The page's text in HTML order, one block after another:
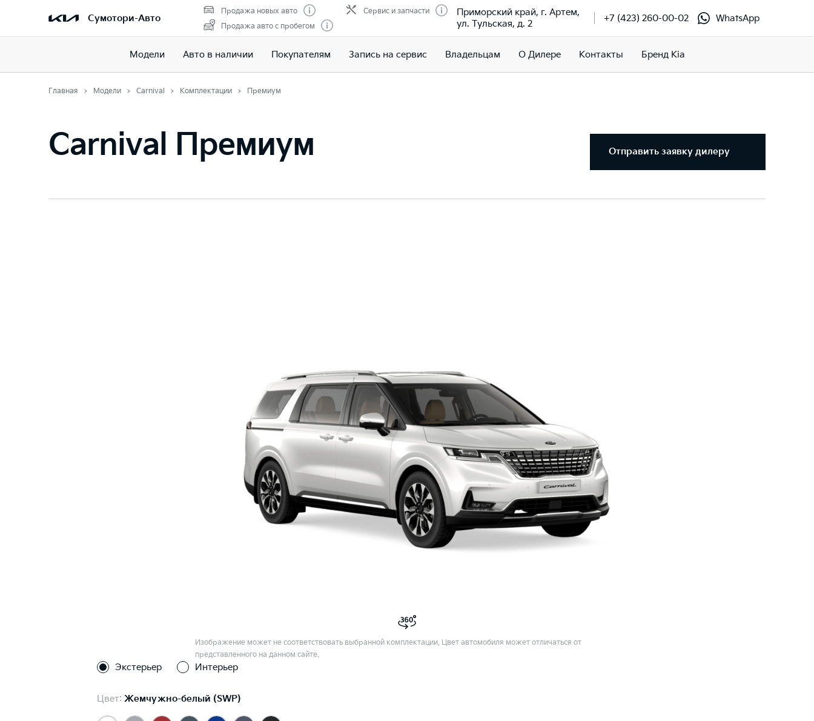
Сумотори-Авто
Продажа новых авто
Продажа авто с пробегом
Сервис и запчасти
Приморский край, г. Артем,
ул. Тульская, д. 2
+7 (423) 260-00-02 WhatsApp
Модели Авто в наличии Покупателям Запись на сервис Владельцам О Дилере Контакты Бренд Kia
Главная Модели Carnival Комплектации Премиум
Carnival Премиум Отправить заявку дилеру
Изображение может не соответствовать выбранной комплектации. Цвет автомобиля может отличаться от
представленного на данном сайте.
Экстерьер Интерьер
Цвет: Жемчужно-белый (SWP)